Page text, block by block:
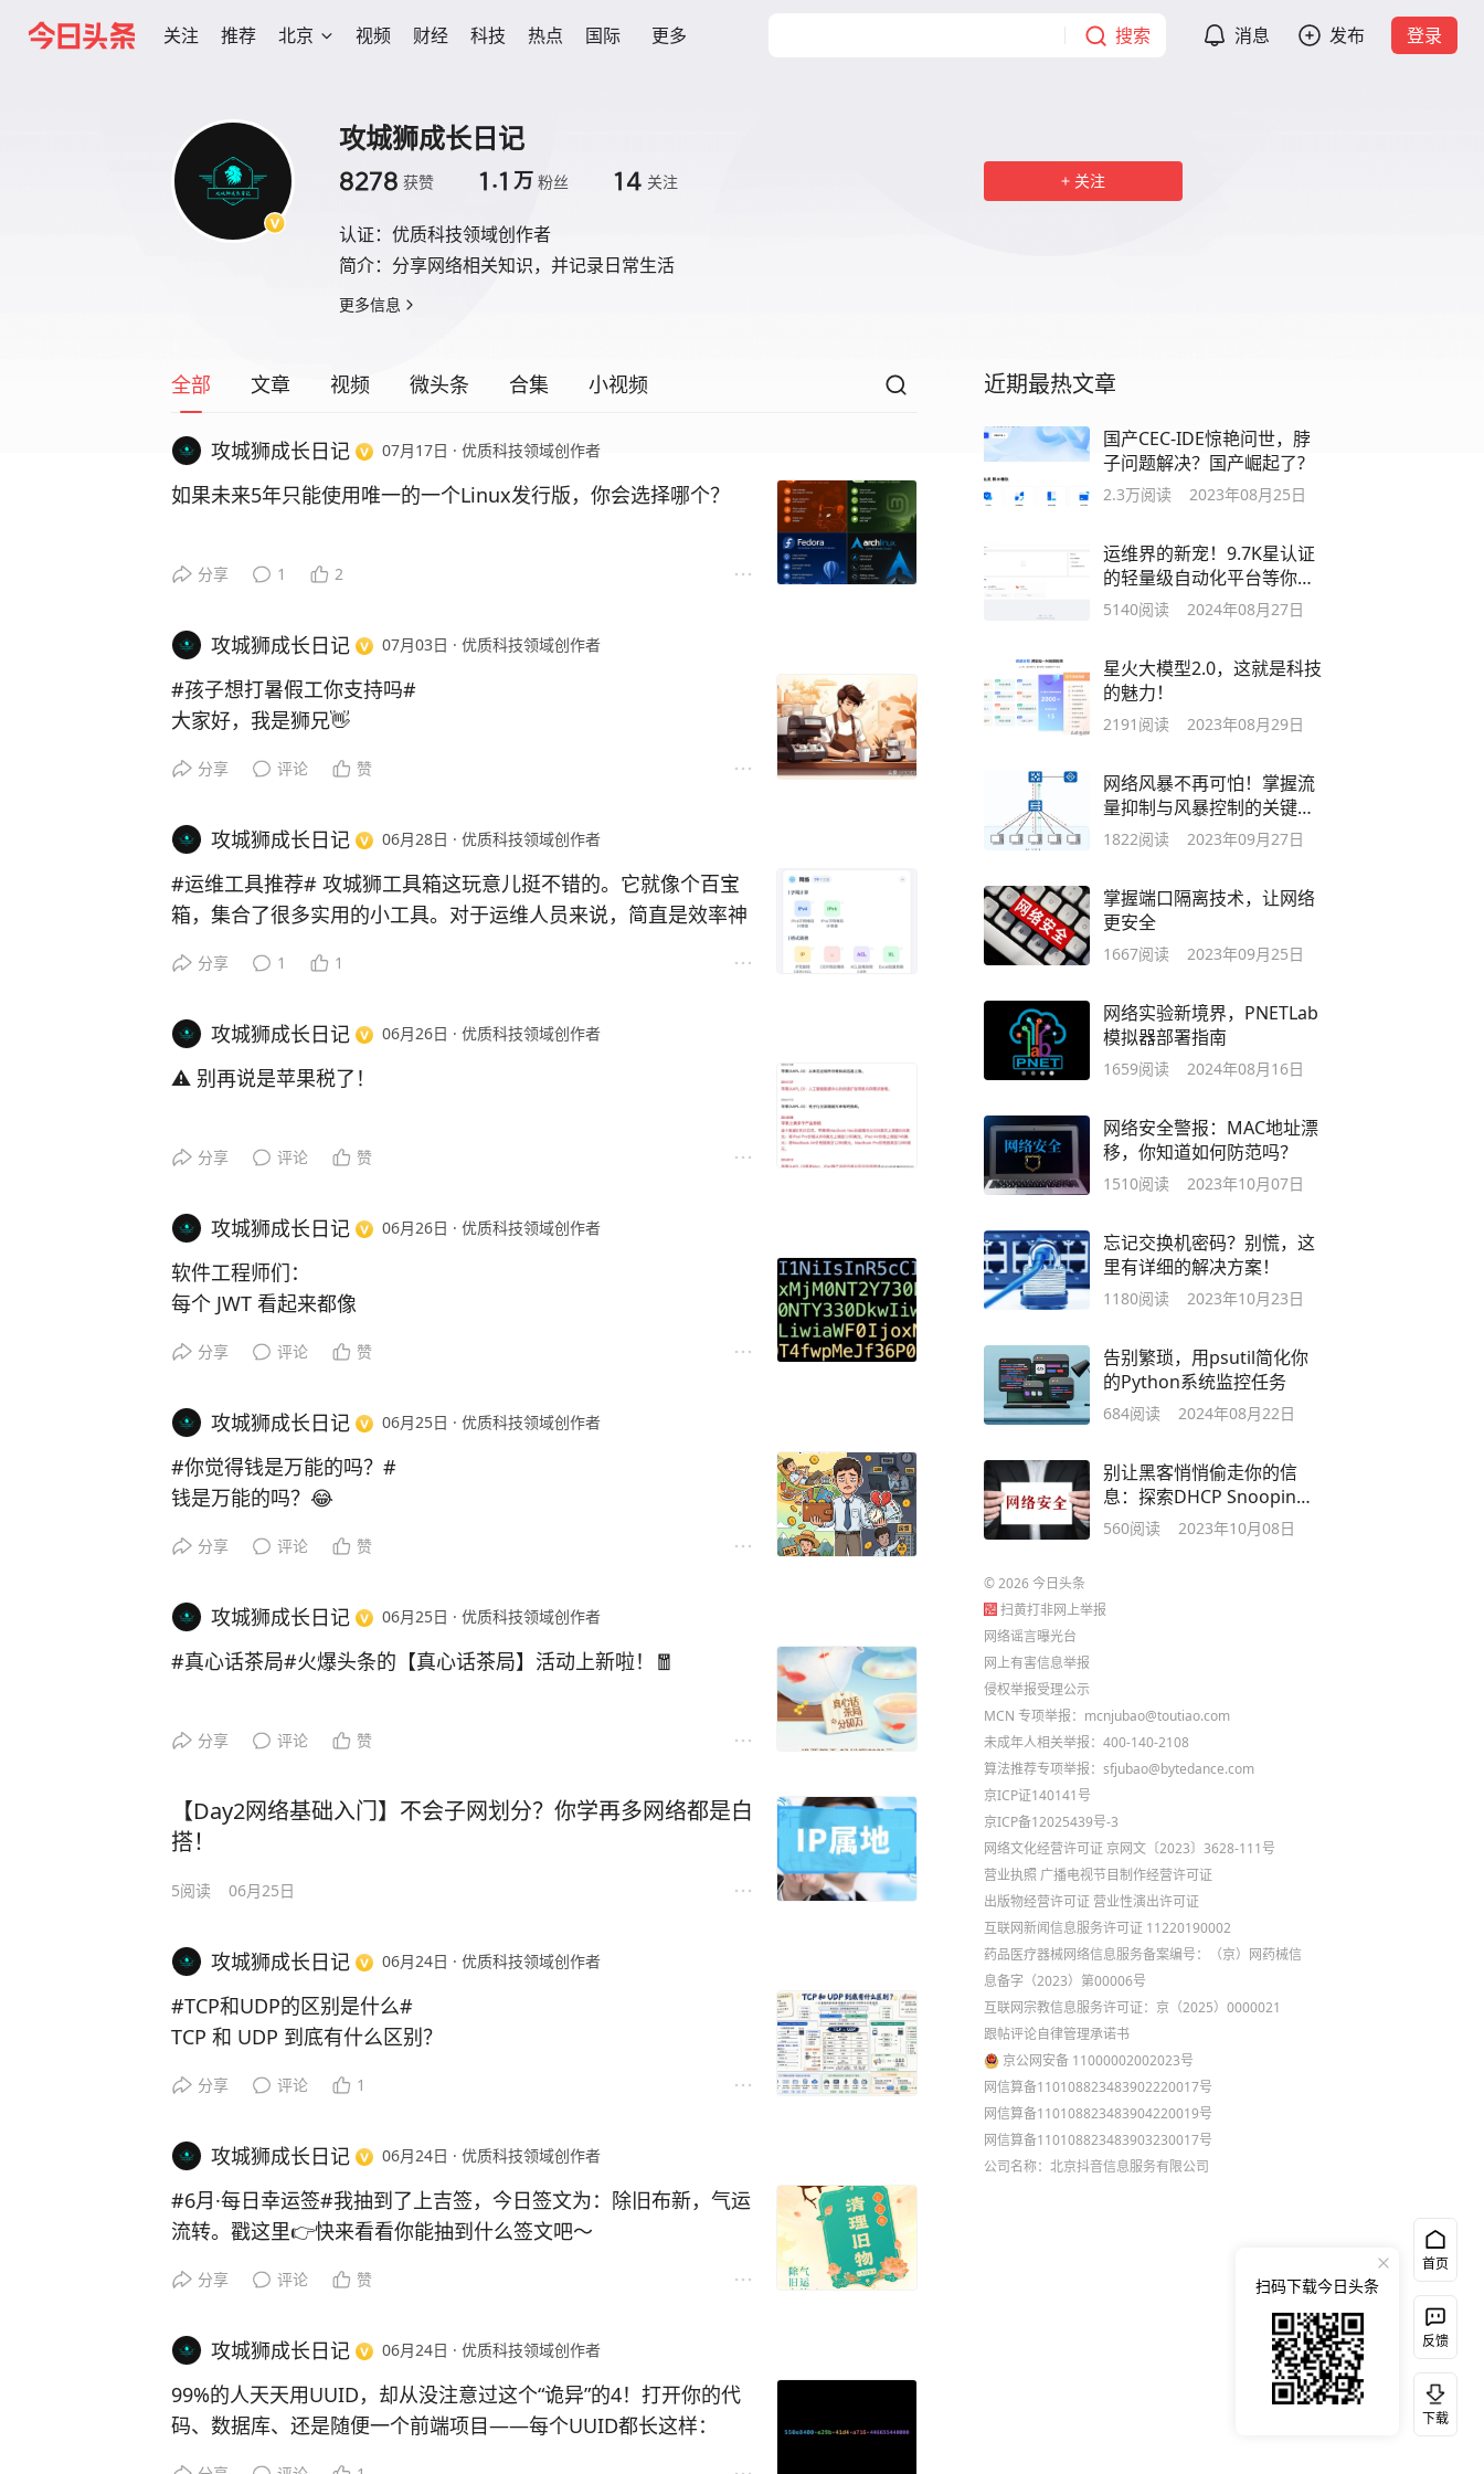
关注 推荐 北京 视频 财经 科技 热点 国际 更多 搜索 消息 发布 登录
攻城狮成长日记
8278 获赞 1.1 万 粉丝 14 关注
认证： 优质科技领域创作者
简介： 分享网络相关知识，并记录日常生活
更多信息
关注
全部 文章 视频 微头条 合集 小视频
攻城狮成长日记 07月17日 · 优质科技领域创作者
如果未来5年只能使用唯一的一个Linux发行版，你会选择哪个？
分享 1 2
攻城狮成长日记 07月03日 · 优质科技领域创作者
#孩子想打暑假工你支持吗#
大家好，我是狮兄👋
我的态度很明确：支持！但要有条件！
👍 支持的理由：
• 懂得钱有多难赚，学会负责
• 早点接触社会，锻炼胆量和能力
• 初中及以下孩子，安全第一，千万别去
• 黑心店、重体力、高温户外活，绝对拒绝
家长实用建议：
次打工多盯着点，干完一起复盘收获。
你家孩子今年想打暑假工吗？
**支持还是反对？** 欢迎评论区说说你的故事👇
#孩子暑假工 #暑假安排 #家长心得
分享 评论 赞
攻城狮成长日记 06月28日 · 优质科技领域创作者
#运维工具推荐# 攻城狮工具箱这玩意儿挺不错的。它就像个百宝
箱，集合了很多实用的小工具。对于运维人员来说，简直是效率神
分享 1 1
攻城狮成长日记 06月26日 · 优质科技领域创作者
⚠️ 别再说是苹果税了！
韭菜……
而是**AI税**！
所有厂商都在疯狂塞入AI功能，NPU、专用芯片、大模型本地部
准备好多掏这笔“AI税”吧😂
你今年换新机，愿意为AI多付几千块吗？
评论区说说你的看法👇#AI创业成本# #ai涨价# #苹果手机#
分享 评论 赞
攻城狮成长日记 06月26日 · 优质科技领域创作者
软件工程师们：
每个 JWT 看起来都像
为什么它总是以 eyJ 开头
分享 评论 赞
攻城狮成长日记 06月25日 · 优质科技领域创作者
#你觉得钱是万能的吗？#
钱是万能的吗？😂
的！
卡，她还是跟瑜伽老师跑了；朋友身家千万，最后医生只让他“少加
班”。
它不能直接给你幸福，但能把你从绝境里捞出来，让你有资格去找
拼命挣钱，但别被钱当工具。 该花就花，该躺就躺。
你们觉得呢？
评论区说说你的故事👇
分享 评论 赞
攻城狮成长日记 06月25日 · 优质科技领域创作者
#真心话茶局#火爆头条的【真心话茶局】活动上新啦！🧧
分享 评论 赞
【Day2网络基础入门】不会子网划分？你学再多网络都是白
搭！
5阅读 06月25日
攻城狮成长日记 06月24日 · 优质科技领域创作者
#TCP和UDP的区别是什么#
TCP 和 UDP 到底有什么区别？
话：
送达。
📢 UDP 像广播喊话——直接发送，不管对方是否收到，追求速度
和实时性。
✅ TCP：可靠、有序、面向连接
典型场景：
📂 文件传输（FTP）→ TCP
🗄 数据库连接（MySQL）→ TCP
分享 评论 1
攻城狮成长日记 06月24日 · 优质科技领域创作者
#6月·每日幸运签#我抽到了上吉签，今日签文为：除旧布新，气运
流转。戳这里👉快来看看你能抽到什么签文吧～
分享 评论 赞
攻城狮成长日记 06月24日 · 优质科技领域创作者
99%的人天天用UUID，却从没注意过这个“诡异”的4！打开你的代
码、数据库、还是随便一个前端项目——每个UUID都长这样：
近期最热文章
国产CEC-IDE惊艳问世，脖
子问题解决？国产崛起了?
2.3万阅读 2023年08月25日
运维界的新宠！9.7K星认证
的轻量级自动化平台等你体
验
5140阅读 2024年08月27日
星火大模型2.0，这就是科技
的魅力！
2191 阅读 2023年08月29日
网络风暴不再可怕！掌握流
量抑制与风暴控制的关键技
巧！
1822阅读 2023年09月27日
掌握端口隔离技术，让网络
更安全
1667阅读 2023年09月25日
网络实验新境界，PNETLab
模拟器部署指南
1659阅读 2024年08月16日
网络安全警报：MAC地址漂
移，你知道如何防范吗？
1510阅读 2023年10月07日
忘记交换机密码？别慌，这
里有详细的解决方案！
1180阅读 2023年10月23日
告别繁琐，用psutil简化你
的Python系统监控任务
684阅读 2024年08月22日
别让黑客悄悄偷走你的信
息：探索DHCP Snooping
的真相
560阅读 2023年10月08日
©2026今日头条
扫黄打非网上举报
网络谣言曝光台
网上有害信息举报
侵权举报受理公示
MCN 专项举报：mcnjubao@toutiao.com
未成年人相关举报：400-140-2108
算法推荐专项举报：sfjubao@bytedance.com
京ICP证140141号
京ICP备12025439号-3
网络文化经营许可证 京网文〔2023〕3628-111号
营业执照 广播电视节目制作经营许可证
出版物经营许可证 营业性演出许可证
互联网新闻信息服务许可证 11220190002
药品医疗器械网络信息服务备案编号：（京）网药械信
息备字（2023）第00006号
互联网宗教信息服务许可证：京（2025）0000021
跟帖评论自律管理承诺书
京公网安备 11000002002023号
网信算备110108823483902220017号
网信算备110108823483904220019号
网信算备110108823483903230017号
公司名称：北京抖音信息服务有限公司
首页
反馈
下载
扫码下载今日头条